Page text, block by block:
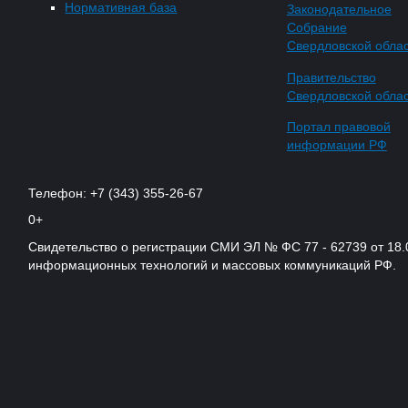
Нормативная база
Законодательное
Собрание
Свердловской
Правительство
Свердловской
Портал правовой
информации РФ
Телефон: +7 (343) 355-26-67
0+
Свидетельство о регистрации СМИ ЭЛ № ФС 77 - 62739 от
информационных технологий и массовых коммуникаций РФ.